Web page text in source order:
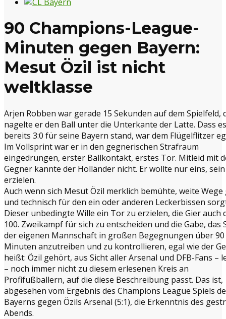
90 Champions-League-
Minuten gegen Bayern:
Mesut Özil ist nicht
weltklasse
Arjen Robben war gerade 15 Sekunden auf dem Spielfeld,
nagelte er den Ball unter die Unterkante der Latte. Dass es
bereits 3:0 für seine Bayern stand, war dem Flügelflitzer
Im Vollsprint war er in den gegnerischen Strafraum
eingedrungen, erster Ballkontakt, erstes Tor. Mitleid mit
Gegner kannte der Holländer nicht. Er wollte nur eins,
erzielen.
Auch wenn sich Mesut Özil merklich bemühte, weite Wege
und technisch für den ein oder anderen Leckerbissen
Dieser unbedingte Wille ein Tor zu erzielen, die Gier auch
100. Zweikampf für sich zu entscheiden und die Gabe, das
der eigenen Mannschaft in großen Begegnungen über 90
Minuten anzutreiben und zu kontrollieren, egal wie der
heißt: Özil gehört, aus Sicht aller Arsenal und DFB-Fans –
– noch immer nicht zu diesem erlesenen Kreis an
Profifußballern, auf die diese Beschreibung passt. Das ist,
abgesehen vom Ergebnis des Champions League Spiels
Bayerns gegen Özils Arsenal (5:1), die Erkenntnis des
Abends.